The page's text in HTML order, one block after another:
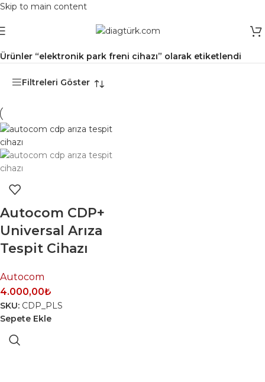
Skip to main content
Ürünler “elektronik park freni cihazı” olarak etiketlendi
Filtreleri Göster
Autocom CDP+
Universal Arıza
Tespit Cihazı
Autocom
4.000,00₺
SKU: CDP_PLS
Sepete Ekle